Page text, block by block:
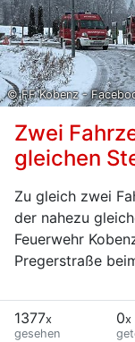
© FF Kobenz -
Zwei
gleichen
Zu gleich zwei
der nahezu
Feuerwehr
Pregerstraße
1377x
gesehen
0x